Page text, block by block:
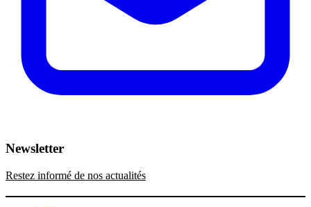
Newsletter
Restez informé de nos actualités